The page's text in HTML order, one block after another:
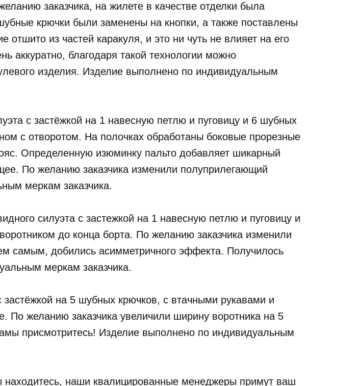
заказчика, на жилете в качестве отделки была
крючки были заменены на кнопки, а также поставлены
из частей каракуля, и это ни чуть не влияет на его
аккуратно, благодаря такой технологии можно
изделия. Изделие выполнено по индивидуальным
с застёжкой на 1 навесную петлю и пуговицу и 6 шубных
с отворотом. На полочках обработаны боковые прорезные
Определенную изюминку пальто добавляет шикарный
По желанию заказчика изменили полуприлегающий
меркам заказчика.
силуэта с застежкой на 1 навесную петлю и пуговицу и
до конца борта. По желанию заказчика изменили
самым, добились асимметричного эффекта. Получилось
меркам заказчика.
застёжкой на 5 шубных крючков, с втачными рукавами и
желанию заказчика увеличили ширину воротника на 5
присмотритесь! Изделие выполнено по индивидуальным
наши квалицированные менеджеры примут ваш